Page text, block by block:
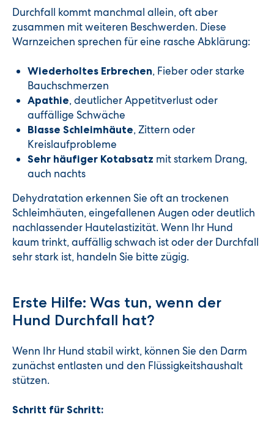
Durchfall kommt manchmal allein, oft aber
zusammen mit weiteren Beschwerden. Diese
Warnzeichen sprechen für eine rasche Abklärung:
Wiederholtes Erbrechen, Fieber oder starke
Bauchschmerzen
Apathie, deutlicher Appetitverlust oder
auffällige Schwäche
Blasse Schleimhäute, Zittern oder
Kreislaufprobleme
Sehr häufiger Kotabsatz mit starkem Drang,
auch nachts
Dehydratation erkennen Sie oft an trockenen
Schleimhäuten, eingefallenen Augen oder deutlich
nachlassender Hautelastizität. Wenn Ihr Hund
kaum trinkt, auffällig schwach ist oder der Durchfall
sehr stark ist, handeln Sie bitte zügig.
Erste Hilfe: Was tun, wenn der
Hund Durchfall hat?
Wenn Ihr Hund stabil wirkt, können Sie den Darm
zunächst entlasten und den Flüssigkeitshaushalt
stützen.
Schritt für Schritt: